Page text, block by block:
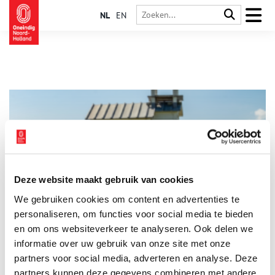
Deze website maakt gebruik van cookies
We gebruiken cookies om content en advertenties te
personaliseren, om functies voor social media te bieden
en om ons websiteverkeer te analyseren. Ook delen we
informatie over uw gebruik van onze site met onze
partners voor social media, adverteren en analyse. Deze
partners kunnen deze gegevens combineren met andere
NL EN
Een van de meest karakteristieke plekjes op Forteiland
Pampus heeft deze mei zijn voltooiing bereikt. Het
mistklokhuisje, dat in 2021 al in ere werd hersteld, is nu ook
voorzien van een echte mistklok. Dankzij een bijzondere
schenking van Wim en Truus de Nijs – bewoners van Muiden
en betrokken bij de Nicolaaskerk – heeft het eiland er een
uniek stuk erfgoed bij. De bel is afkomstig uit de Heilige
2 min